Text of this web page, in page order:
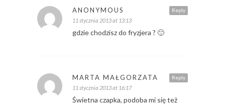
Reply
ANONYMOUS
11 stycznia 2013 at 13:13
gdzie chodzisz do fryzjera ? 🙂
Reply
MARTA MAŁGORZATA
11 stycznia 2013 at 16:17
Świetna czapka, podoba mi się też